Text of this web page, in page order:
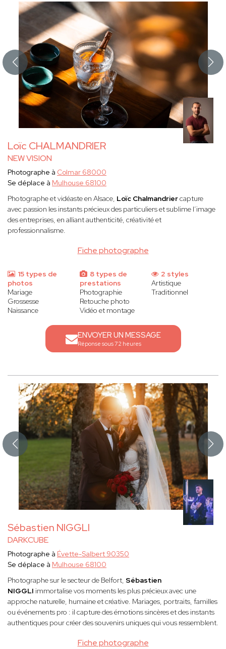
Loïc CHALMANDRIER
NEW VISION
Fiche photographe
Photographe à Colmar 68000
Se déplace à Mulhouse 68100
Photographe et vidéaste en Alsace, Loïc Chalmandriercapture
avec passion les instants précieux des particuliers et sublime l’image
des entreprises, en alliant authenticité, créativité et
professionnalisme.
15 types de
photos
Mariage
Grossesse
Naissance
8 types de
prestations
Photographie
Retouche photo
Vidéo et montage
2 styles
Artistique
Traditionnel
ENVOYER UN MESSAGE
Réponse sous 72 heures
Sébastien NIGGLI
DARKCUBE
Fiche photographe
Photographe à Évette-Salbert 90350
Se déplace à Mulhouse 68100
Photographe sur le secteur de Belfort, Sébastien
NIGGLI immortalise vos moments les plus précieux avec une
approche naturelle, humaine et créative. Mariages, portraits, familles
ou événements pro : il capture des émotions sincères et des instants
authentiques pour créer des souvenirs uniques qui vous ressemblent.